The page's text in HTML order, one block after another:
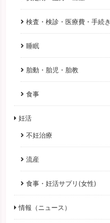
検査・検診・医療費・手続き
睡眠
胎動・胎児・胎教
食事
妊活
不妊治療
流産
食事・妊活サプリ(女性)
情報（ニュース）